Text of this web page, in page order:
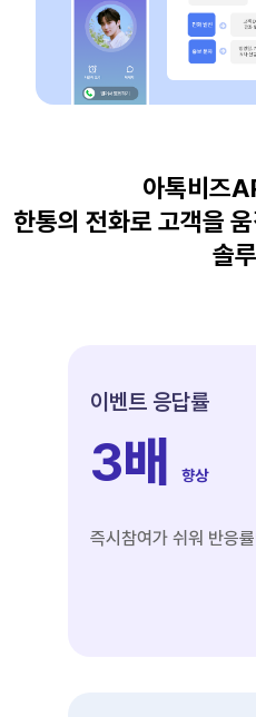
아톡비즈
한통의 전화로 고객을
솔
이벤트 응답률
3배 향상
즉시참여가 쉬워 반응